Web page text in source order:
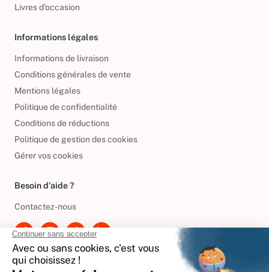
Livres d’occasion
Informations légales
Informations de livraison
Conditions générales de vente
Mentions légales
Politique de confidentialité
Conditions de réductions
Politique de gestion des cookies
Gérer vos cookies
Besoin d'aide ?
Contactez-nous
International